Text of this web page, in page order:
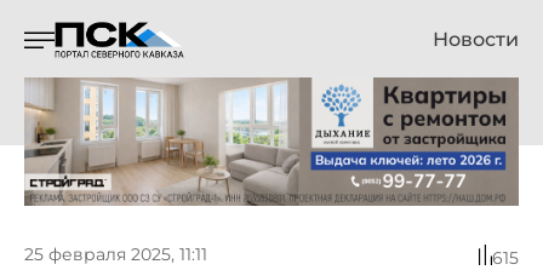
Новости
25 февраля 2025, 11:11 615